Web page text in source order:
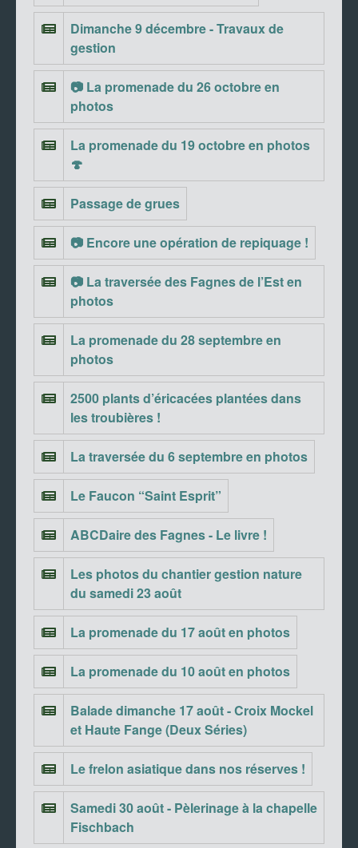
Dimanche 9 décembre - Travaux de
gestion
📷 La promenade du 26 octobre en
photos
La promenade du 19 octobre en photos
🍄
Passage de grues
📷 Encore une opération de repiquage !
📷 La traversée des Fagnes de l’Est en
photos
La promenade du 28 septembre en
photos
2500 plants d’éricacées plantées dans
les troubières !
La traversée du 6 septembre en photos
Le Faucon “Saint Esprit”
ABCDaire des Fagnes - Le livre !
Les photos du chantier gestion nature
du samedi 23 août
La promenade du 17 août en photos
La promenade du 10 août en photos
Balade dimanche 17 août - Croix Mockel
et Haute Fange (Deux Séries)
Le frelon asiatique dans nos réserves !
Samedi 30 août - Pèlerinage à la chapelle
Fischbach